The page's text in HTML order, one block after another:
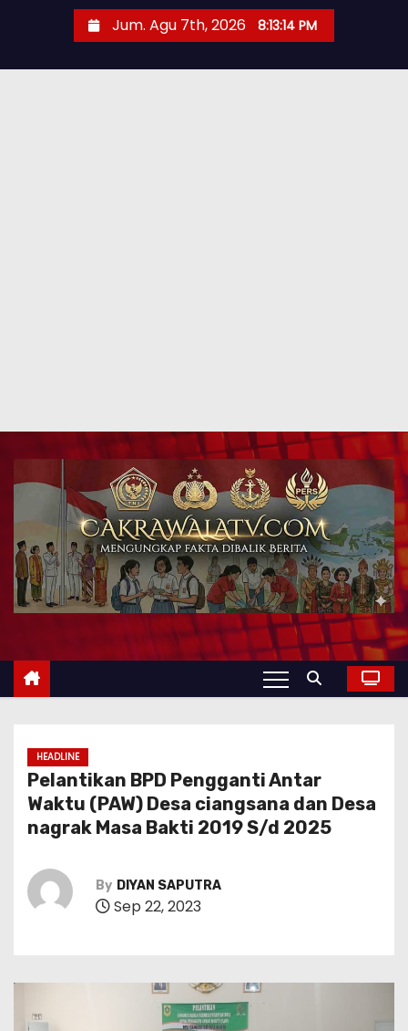
Jum. Agu 7th, 2026 8:13:15 PM
HEADLINE
Pelantikan BPD Pengganti Antar
Waktu (PAW) Desa ciangsana dan Desa
nagrak Masa Bakti 2019 S/d 2025
By DIYAN SAPUTRA
Sep 22, 2023